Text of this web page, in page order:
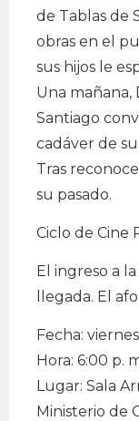
de Tablas de
obras en el
sus hijos le
Una mañana,
Santiago
cadáver de
Tras
su pasado.
Ciclo de Cine
El ingreso a
llegada. El
Fecha:
Hora: 6:00 p.
Lugar: Sala
Ministerio de